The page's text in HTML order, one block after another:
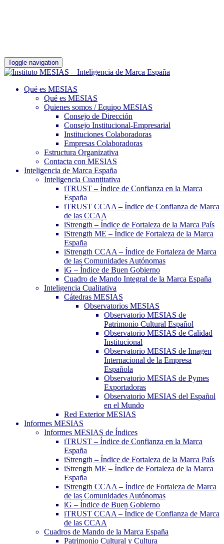
Toggle navigation
Qué es MESIAS
Qué es MESIAS
Quienes somos / Equipo MESIAS
Consejo de Dirección
Consejo Institucional-Empresarial
Instituciones Colaboradoras
Empresas Colaboradoras
Estructura Organizativa
Contacta con MESIAS
Inteligencia de Marca España
Inteligencia Cuantitativa
iTRUST – Índice de Confianza en la Marca
España
iTRUST CCAA – Índice de Confianza de Marca
de las CCAA
iStrength – Índice de Fortaleza de la Marca País
iStrength ME – Índice de Fortaleza de la Marca
España
iStrength CCAA – Índice de Fortaleza de Marca
de las Comunidades Autónomas
iG – Índice de Buen Gobierno
Cuadro de Mando Integral de la Marca España
Inteligencia Cualitativa
Cátedras MESIAS
Observatorios MESIAS
Observatorio MESIAS de
Patrimonio Cultural Español
Observatorio MESIAS de Calidad
Institucional
Observatorio MESIAS de Imagen
Internacional de la Empresa
Española
Observatorio MESIAS de Pymes
Exportadoras
Observatorio MESIAS del Español
en el Mundo
Red Exterior MESIAS
Informes MESIAS
Informes MESIAS de Índices
iTRUST – Índice de Confianza en la Marca
España
iStrength – Índice de Fortaleza de la Marca País
iStrength ME – Índice de Fortaleza de la Marca
España
iStrength CCAA – Índice de Fortaleza de Marca
de las Comunidades Autónomas
iG – Índice de Buen Gobierno
iTRUST CCAA – Índice de Confianza de Marca
de las CCAA
Cuadros de Mando de la Marca España
Patrimonio Cultural y Cultura